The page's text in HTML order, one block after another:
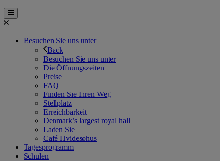
Besuchen Sie uns unter
Back
Besuchen Sie uns unter
Die Öffnungszeiten
Preise
FAQ
Finden Sie Ihren Weg
Stellplatz
Erreichbarkeit
Denmark’s largest royal hall
Laden Sie
Café Hvidesøhus
Tagesprogramm
Schulen